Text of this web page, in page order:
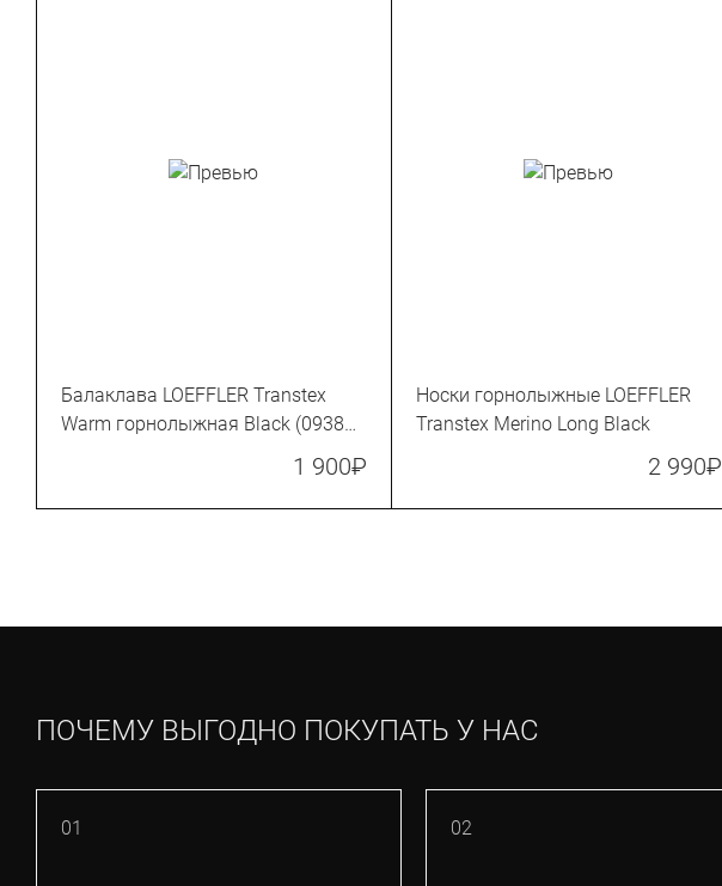
Балаклава LOEFFLER Transtex
Warm горнолыжная Black (09386-
1 900₽
Носки горнолыжные LOEFFLER
Transtex Merino Long Black
2 990₽
ПОЧЕМУ ВЫГОДНО ПОКУПАТЬ У НАС
01 02